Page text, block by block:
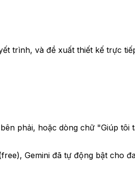
trình, và đề xuất thiết kế trực
phải, hoặc dòng chữ "Giúp
Gemini đã tự động bật cho